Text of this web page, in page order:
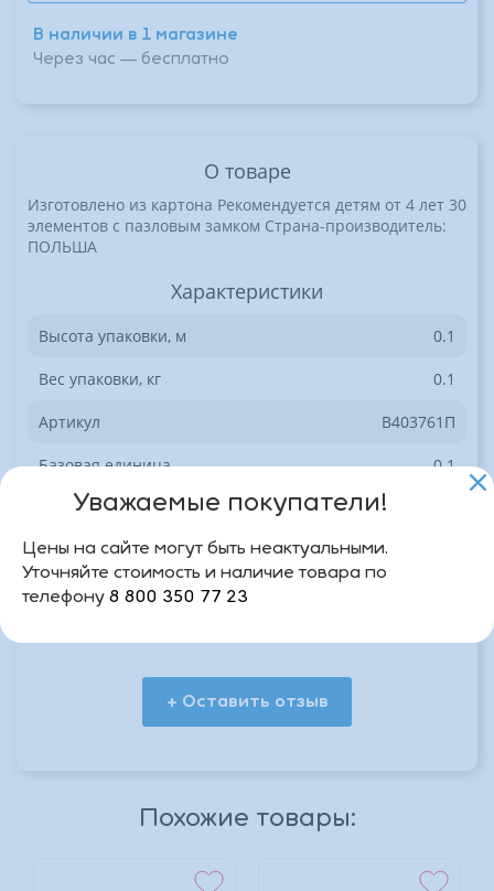
В наличии в 1 магазине
Через час — бесплатно
О товаре
Изготовлено из картона Рекомендуется детям от 4 лет 30
элементов с пазловым замком Страна-производитель:
ПОЛЬША
Характеристики
Высота упаковки, м 0.1
Вес упаковки, кг 0.1
Артикул B403761П
Базовая единица 0.1
Доступен на сайте
+ Оставить отзыв
Похожие товары:
Уважаемые покупатели!
Цены на сайте могут быть неактуальными.
Уточняйте стоимость и наличие товара по
телефону 8 800 350 77 23